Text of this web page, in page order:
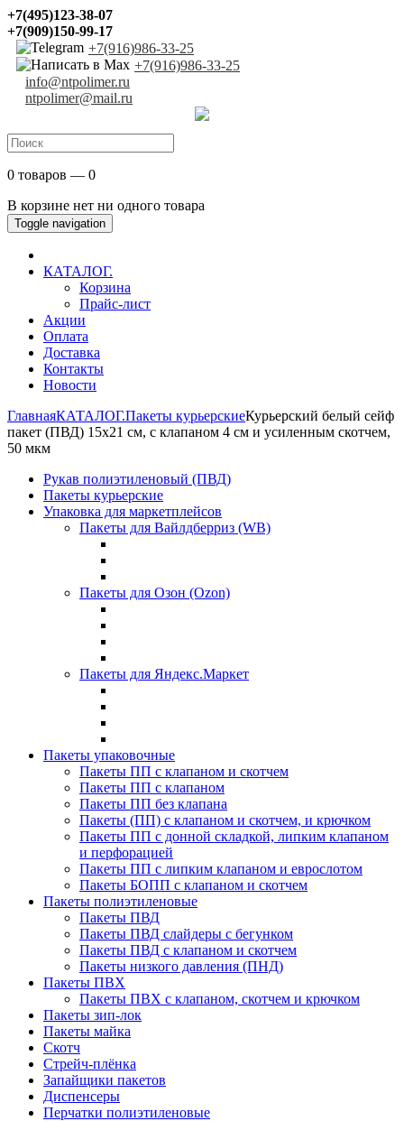
+7(495)123-38-07
+7(909)150-99-17
+7(916)986-33-25
+7(916)986-33-25
info@ntpolimer.ru
ntpolimer@mail.ru
0 товаров — 0
В корзине нет ни одного товара
Toggle navigation
КАТАЛОГ.
Корзина
Прайс-лист
Акции
Оплата
Доставка
Контакты
Новости
ГлавнаяКАТАЛОГ.Пакеты курьерскиеКурьерский белый сейф
пакет (ПВД) 15х21 см, с клапаном 4 см и усиленным скотчем,
50 мкм
Рукав полиэтиленовый (ПВД)
Пакеты курьерские
Упаковка для маркетплейсов
Пакеты для Вайлдберриз (WB)
Пакеты для Озон (Ozon)
Пакеты для Яндекс.Маркет
Пакеты упаковочные
Пакеты ПП с клапаном и скотчем
Пакеты ПП с клапаном
Пакеты ПП без клапана
Пакеты (ПП) с клапаном и скотчем, и крючком
Пакеты ПП с донной складкой, липким клапаном
и перфорацией
Пакеты ПП с липким клапаном и еврослотом
Пакеты БОПП с клапаном и скотчем
Пакеты полиэтиленовые
Пакеты ПВД
Пакеты ПВД слайдеры с бегунком
Пакеты ПВД с клапаном и скотчем
Пакеты низкого давления (ПНД)
Пакеты ПВХ
Пакеты ПВХ с клапаном, скотчем и крючком
Пакеты зип-лок
Пакеты майка
Скотч
Стрейч-плёнка
Запайщики пакетов
Диспенсеры
Перчатки полиэтиленовые